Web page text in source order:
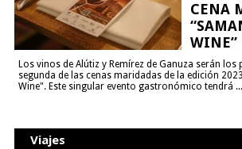
CENA
WINE”
Los vinos de Alútiz y Remírez de Ganuza serán los
segunda de las cenas maridadas de la edición
Wine". Este singular evento gastronómico tendrá ...
Viajes